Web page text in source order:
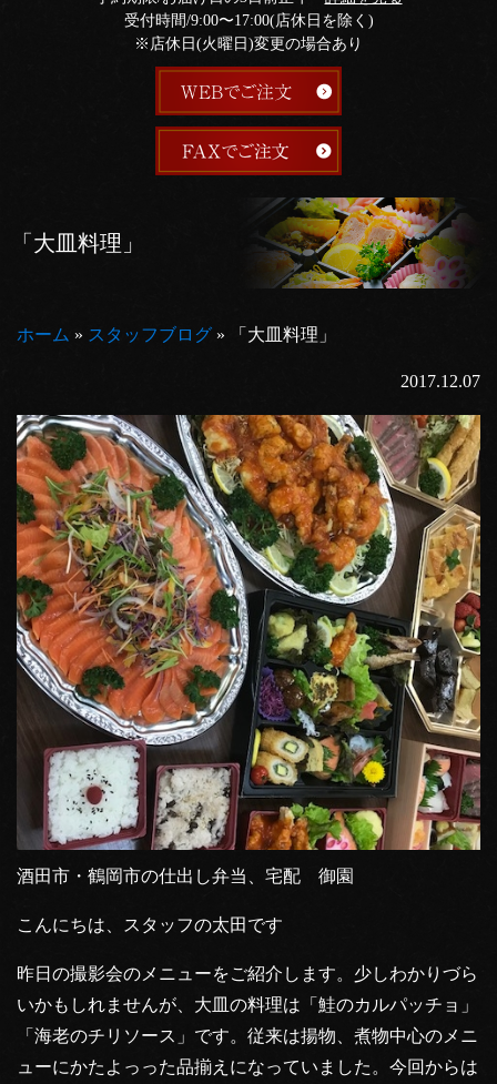
受付時間/9:00〜17:00(店休日を除く)
※店休日(火曜日)変更の場合あり
「大皿料理」
ホーム » スタッフブログ » 「大皿料理」
2017.12.07
酒田市・鶴岡市の仕出し弁当、宅配 御園
こんにちは、スタッフの太田です
昨日の撮影会のメニューをご紹介します。少しわかりづら
いかもしれませんが、大皿の料理は「鮭のカルパッチョ」
「海老のチリソース」です。従来は揚物、煮物中心のメニ
ューにかたよっった品揃えになっていました。今回からは